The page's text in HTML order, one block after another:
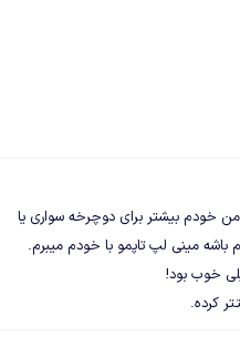
خودم بیشتر برای دوچرخه سواری یا
باشه مینی لپ تاپمو با خودم میبرم.
کرده.